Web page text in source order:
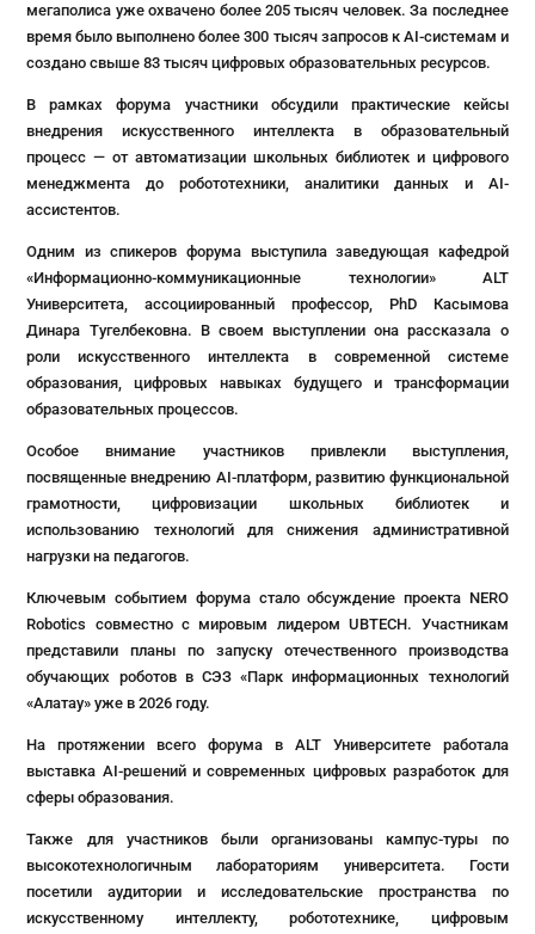
мегаполиса уже охвачено более 205 тысяч человек. За последнее
время было выполнено более 300 тысяч запросов к AI-системам и
создано свыше 83 тысяч цифровых образовательных ресурсов.
В рамках форума участники обсудили практические кейсы
внедрения искусственного интеллекта в образовательный
процесс — от автоматизации школьных библиотек и цифрового
менеджмента до робототехники, аналитики данных и AI-
ассистентов.
Одним из спикеров форума выступила заведующая кафедрой
«Информационно-коммуникационные технологии» ALT
Университета, ассоциированный профессор, PhD Касымова
Динара Тугелбековна. В своем выступлении она рассказала о
роли искусственного интеллекта в современной системе
образования, цифровых навыках будущего и трансформации
образовательных процессов.
Особое внимание участников привлекли выступления,
посвященные внедрению AI-платформ, развитию функциональной
грамотности, цифровизации школьных библиотек и
использованию технологий для снижения административной
нагрузки на педагогов.
Ключевым событием форума стало обсуждение проекта NERO
Robotics совместно с мировым лидером UBTECH. Участникам
представили планы по запуску отечественного производства
обучающих роботов в СЭЗ «Парк информационных технологий
«Алатау» уже в 2026 году.
На протяжении всего форума в ALT Университете работала
выставка AI-решений и современных цифровых разработок для
сферы образования.
Также для участников были организованы кампус-туры по
высокотехнологичным лабораториям университета. Гости
посетили аудитории и исследовательские пространства по
искусственному интеллекту, робототехнике, цифровым